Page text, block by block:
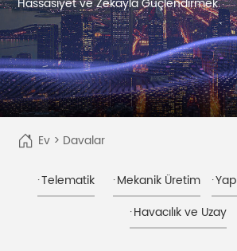
Ev> Davalar
Telematik Mekanik Üretim
Havacılık ve Uzay